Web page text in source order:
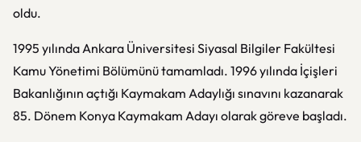
oldu.
1995 yılında Ankara Üniversitesi Siyasal Bilgiler Fakültesi
Kamu Yönetimi Bölümünü tamamladı. 1996 yılında İçişleri
Bakanlığının açtığı Kaymakam Adaylığı sınavını kazanarak
85. Dönem Konya Kaymakam Adayı olarak göreve başladı.